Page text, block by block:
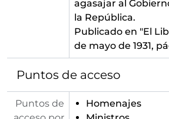
agasajar al
la República.
Publicado en "El
de mayo de 1931,
Puntos de acceso
Puntos de
Homenajes